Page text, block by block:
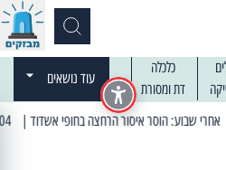
כלכלה
דת ומסורת
עוד נושאים
| 13:04 14/01/2025 עובדים בלילות: עבודות קרצוף וריבוד אספלט